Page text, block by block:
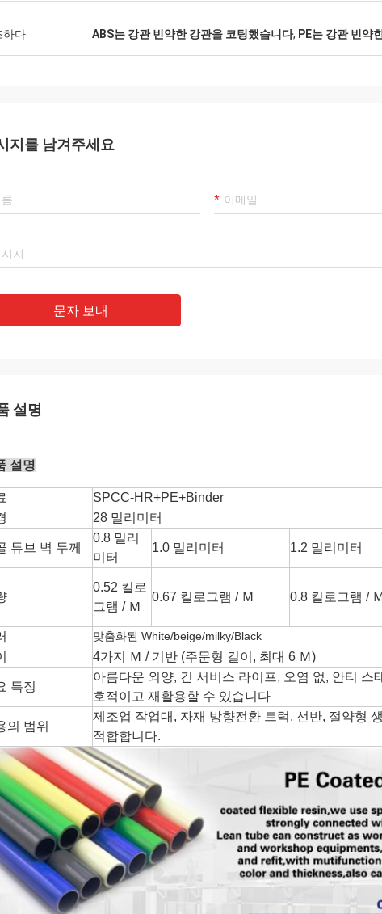
하다 ABS는 강관 빈약한 강관을 코팅했습니다, PE는 강관 빈약
지를 남겨주세요
문자 보내
설명
설명
SPCC-HR+PE+Binder
28 밀리미터
튜브 벽 두께
0.8 밀리
미터
1.0 밀리미터 1.2 밀리미터
0.52 킬로
그램 / Ｍ
0.67 킬로그램 / Ｍ 0.8 킬로그램 /
맞춤화된 White/beige/milky/Black
4가지 Ｍ / 기반 (주문형 길이, 최대 6 Ｍ)
특징
아름다운 외양, 긴 서비스 라이프, 오염 없, 안티 스
호적이고 재활용할 수 있습니다
의 범위
제조업 작업대, 자재 방향전환 트럭, 선반, 절약형
적합합니다.